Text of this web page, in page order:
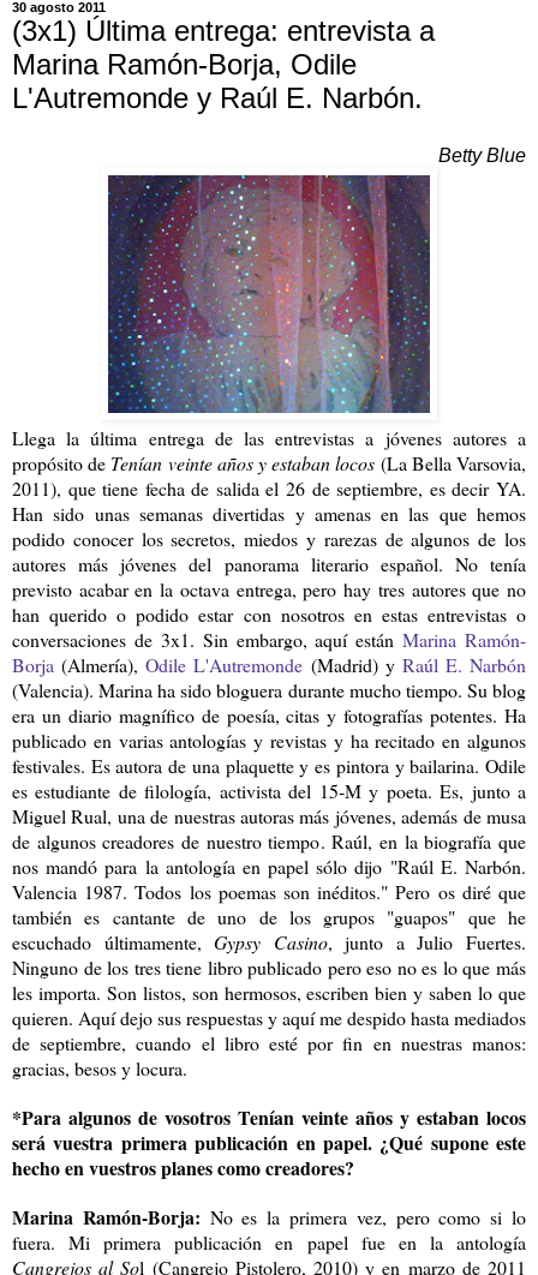
30 agosto 2011
(3x1) Última entrega: entrevista a
Marina Ramón-Borja, Odile
L'Autremonde y Raúl E. Narbón.
Betty Blue
Llega la última entrega de las entrevistas a jóvenes autores a
propósito de Tenían veinte años y estaban locos (La Bella Varsovia,
2011), que tiene fecha de salida el 26 de septiembre, es decir YA.
Han sido unas semanas divertidas y amenas en las que hemos
podido conocer los secretos, miedos y rarezas de algunos de los
autores más jóvenes del panorama literario español. No tenía
previsto acabar en la octava entrega, pero hay tres autores que no
han querido o podido estar con nosotros en estas entrevistas o
conversaciones de 3x1. Sin embargo, aquí estánMarina Ramón-
Borja(Almería), Odile L'Autremonde (Madrid) yRaúl E. Narbón
(Valencia). Marina ha sido bloguera durante mucho tiempo. Su blog
era un diario magnífico de poesía, citas y fotografías potentes. Ha
publicado en varias antologías y revistas y ha recitado en algunos
festivales. Es autora de una plaquette y es pintora y bailarina. Odile
es estudiante de filología, activista del 15-M y poeta. Es, junto a
Miguel Rual, una de nuestras autoras más jóvenes, además de musa
de algunos creadores de nuestro tiempo. Raúl, en la biografía que
nos mandó para la antología en papel sólo dijo "Raúl E. Narbón.
Valencia 1987. Todos los poemas son inéditos." Pero os diré que
también es cantante de uno de los grupos "guapos" que he
escuchado últimamente,Gypsy Casino, junto a Julio Fuertes.
Ninguno de los tres tiene libro publicado pero eso no es lo que más
les importa. Son listos, son hermosos, escriben bien y saben lo que
quieren. Aquí dejo sus respuestas y aquí me despido hasta mediados
de septiembre, cuando el libro esté por fin en nuestras manos:
gracias, besos y locura.
*Para algunos de vosotros Tenían veinte años y estaban locos
será vuestra primera publicación en papel. ¿Qué supone este
hecho en vuestros planes como creadores?
Marina Ramón-Borja: No es la primera vez, pero como si lo
fuera. Mi primera publicación en papel fue en la antología
Cangrejos al Sol (Cangrejo Pistolero, 2010) y en marzo de 2011